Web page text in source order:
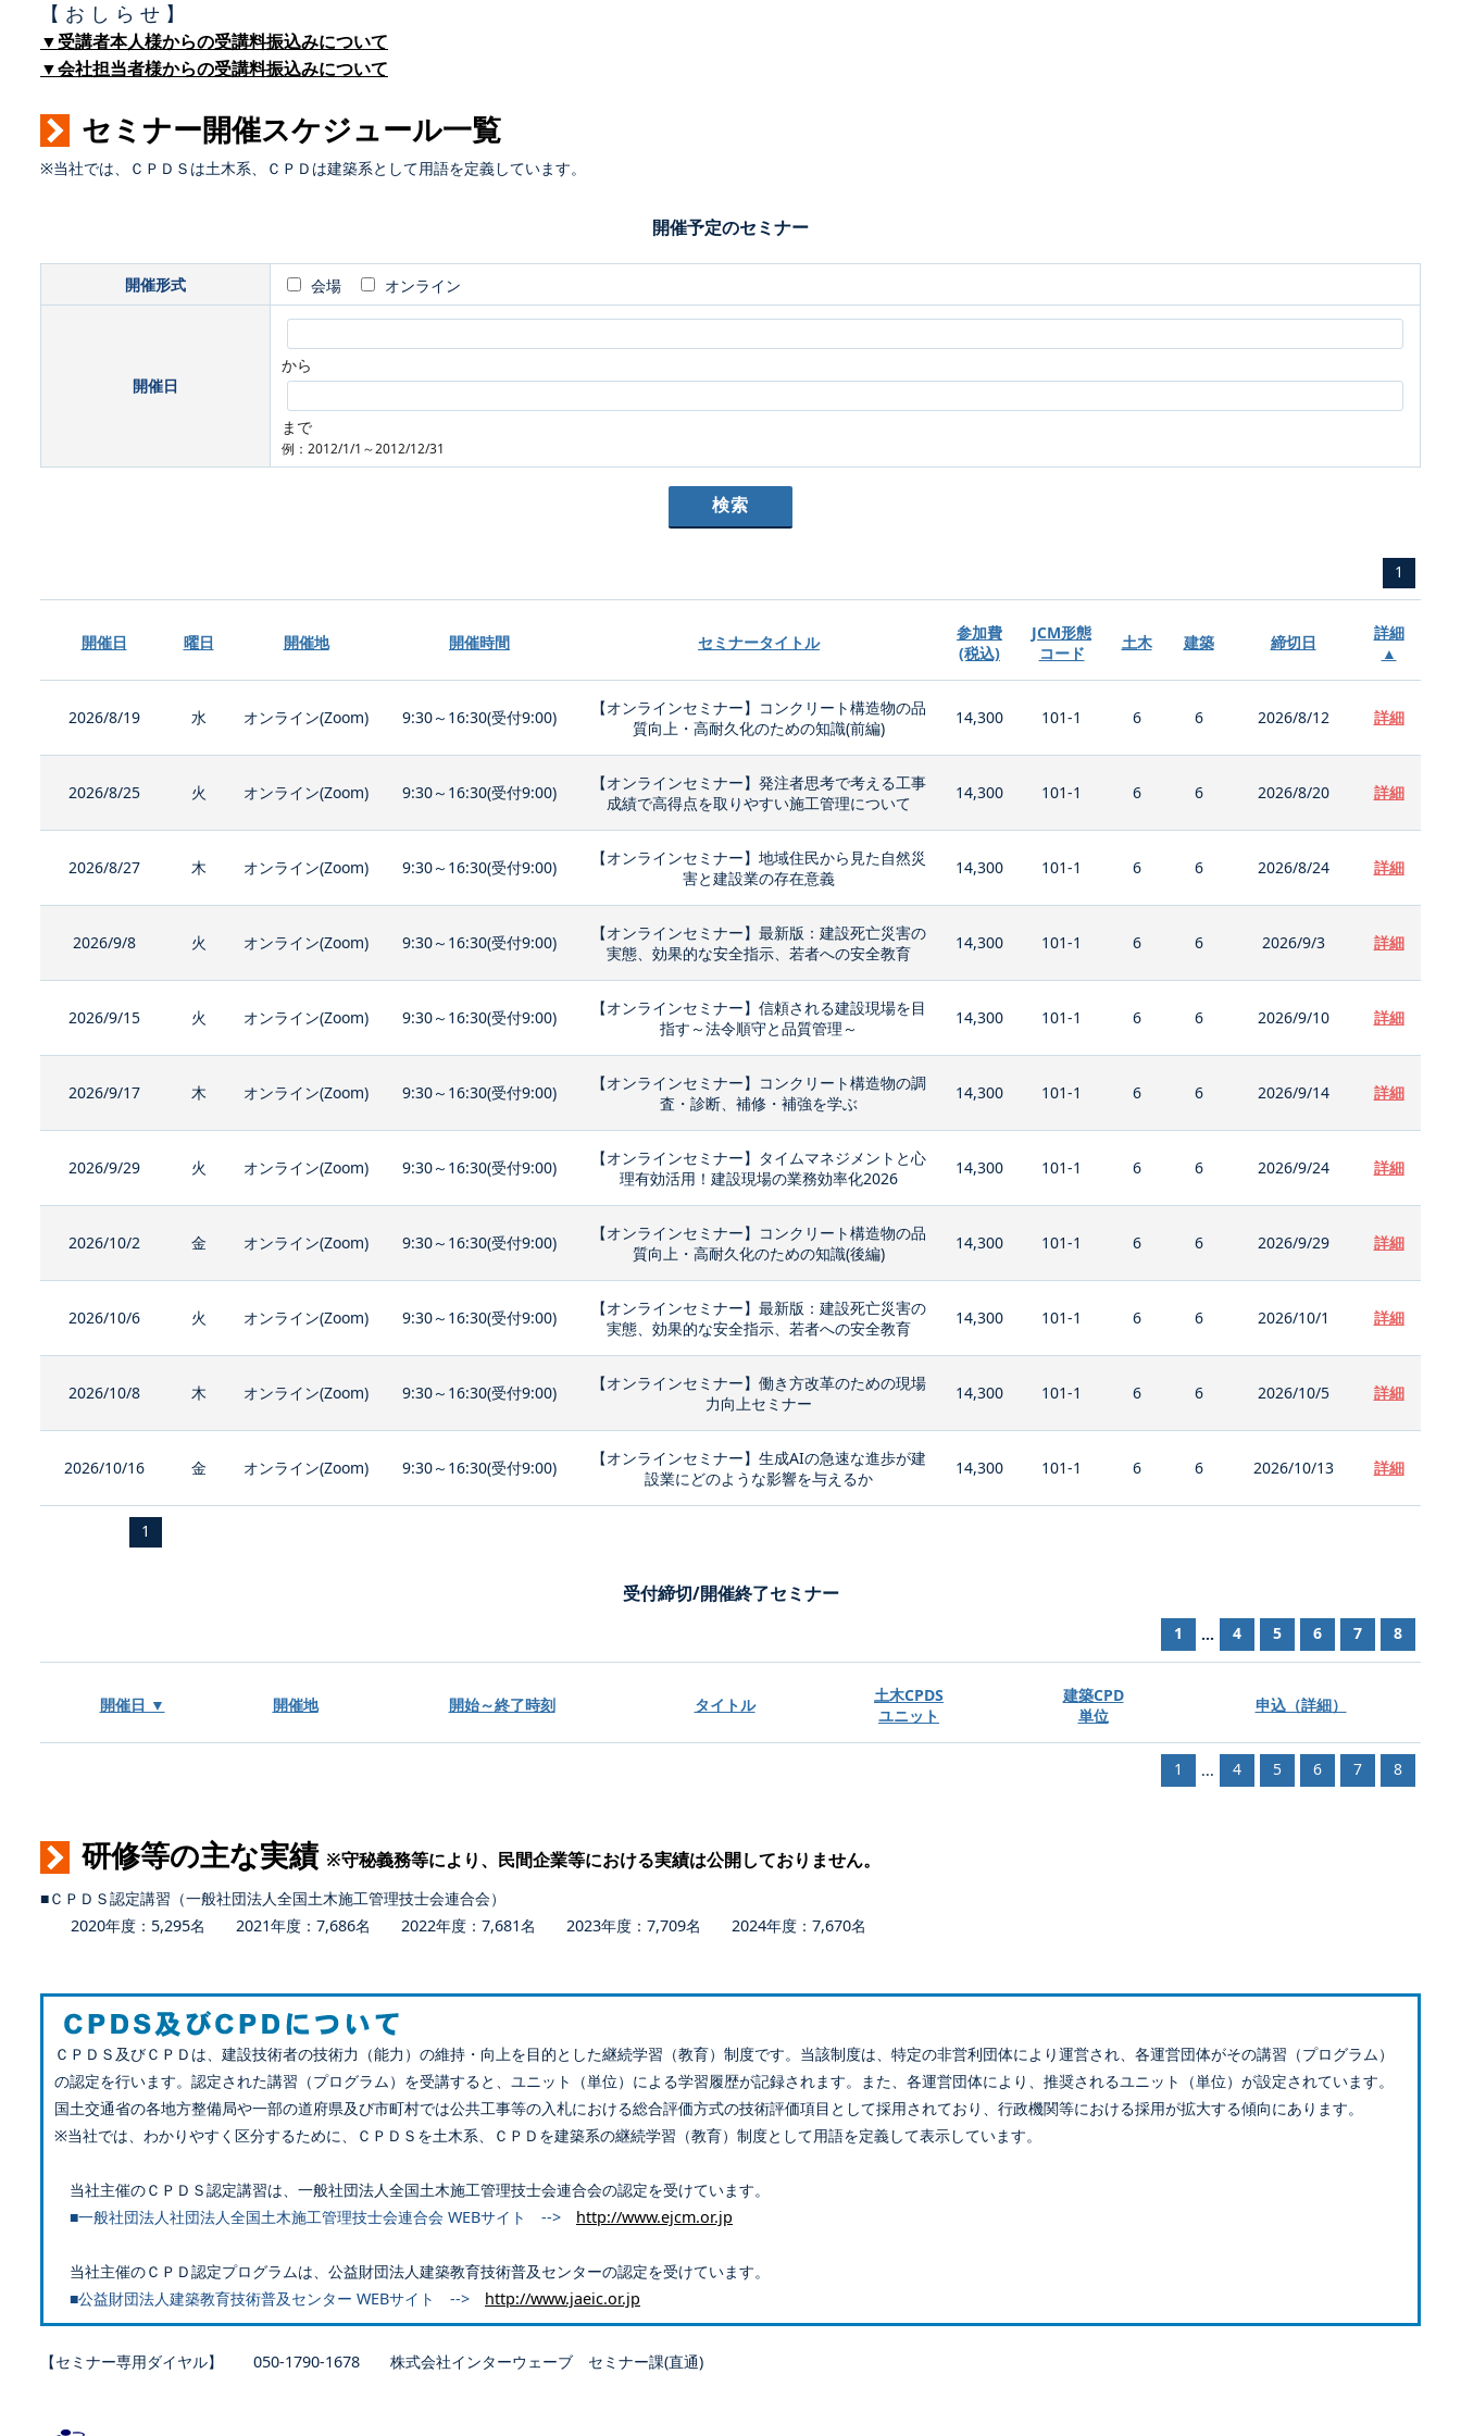
【 お し ら せ 】
▼受講者本人様からの受講料振込みについて
▼会社担当者様からの受講料振込みについて
セミナー開催スケジュール一覧
※当社では、ＣＰＤＳは土木系、ＣＰＤは建築系として用語を定義しています。
開催予定のセミナー
開催形式 会場 オンライン
開催日
から
まで
例：2012/1/1～2012/12/31
1
開催日 曜日 開催地 開催時間 セミナータイトル
参加費
(税込)
JCM形態
コード
土木 建築 締切日
詳細
▲
2026/8/19 水 オンライン(Zoom) 9:30～16:30(受付9:00)
【オンラインセミナー】コンクリート構造物の品
質向上・高耐久化のための知識(前編)
14,300 101-1 6 6 2026/8/12 詳細
2026/8/25 火 オンライン(Zoom) 9:30～16:30(受付9:00)
【オンラインセミナー】発注者思考で考える工事
成績で高得点を取りやすい施工管理について
14,300 101-1 6 6 2026/8/20 詳細
2026/8/27 木 オンライン(Zoom) 9:30～16:30(受付9:00)
【オンラインセミナー】地域住民から見た自然災
害と建設業の存在意義
14,300 101-1 6 6 2026/8/24 詳細
2026/9/8 火 オンライン(Zoom) 9:30～16:30(受付9:00)
【オンラインセミナー】最新版：建設死亡災害の
実態、効果的な安全指示、若者への安全教育
14,300 101-1 6 6 2026/9/3 詳細
2026/9/15 火 オンライン(Zoom) 9:30～16:30(受付9:00)
【オンラインセミナー】信頼される建設現場を目
指す～法令順守と品質管理～
14,300 101-1 6 6 2026/9/10 詳細
2026/9/17 木 オンライン(Zoom) 9:30～16:30(受付9:00)
【オンラインセミナー】コンクリート構造物の調
査・診断、補修・補強を学ぶ
14,300 101-1 6 6 2026/9/14 詳細
2026/9/29 火 オンライン(Zoom) 9:30～16:30(受付9:00)
【オンラインセミナー】タイムマネジメントと心
理有効活用！建設現場の業務効率化2026
14,300 101-1 6 6 2026/9/24 詳細
2026/10/2 金 オンライン(Zoom) 9:30～16:30(受付9:00)
【オンラインセミナー】コンクリート構造物の品
質向上・高耐久化のための知識(後編)
14,300 101-1 6 6 2026/9/29 詳細
2026/10/6 火 オンライン(Zoom) 9:30～16:30(受付9:00)
【オンラインセミナー】最新版：建設死亡災害の
実態、効果的な安全指示、若者への安全教育
14,300 101-1 6 6 2026/10/1 詳細
2026/10/8 木 オンライン(Zoom) 9:30～16:30(受付9:00)
【オンラインセミナー】働き方改革のための現場
力向上セミナー
14,300 101-1 6 6 2026/10/5 詳細
2026/10/16 金 オンライン(Zoom) 9:30～16:30(受付9:00)
【オンラインセミナー】生成AIの急速な進歩が建
設業にどのような影響を与えるか
14,300 101-1 6 6 2026/10/13 詳細
1
受付締切/開催終了セミナー
1 ... 4 5 6 7 8
開催日 ▼ 開催地 開始～終了時刻 タイトル
土木CPDS
ユニット
建築CPD
単位
申込（詳細）
1 ... 4 5 6 7 8
研修等の主な実績 ※守秘義務等により、民間企業等における実績は公開しておりません。
■ＣＰＤＳ認定講習（一般社団法人全国土木施工管理技士会連合会）
2020年度：5,295名 2021年度：7,686名 2022年度：7,681名 2023年度：7,709名 2024年度：7,670名
ＣＰＤＳ及びＣＰＤは、建設技術者の技術力（能力）の維持・向上を目的とした継続学習（教育）制度です。当該制度は、特定の非営利団体により運営され、各運営団体がその講習（プログラム）
の認定を行います。認定された講習（プログラム）を受講すると、ユニット（単位）による学習履歴が記録されます。また、各運営団体により、推奨されるユニット（単位）が設定されています。
国土交通省の各地方整備局や一部の道府県及び市町村では公共工事等の入札における総合評価方式の技術評価項目として採用されており、行政機関等における採用が拡大する傾向にあります。
※当社では、わかりやすく区分するために、ＣＰＤＳを土木系、ＣＰＤを建築系の継続学習（教育）制度として用語を定義して表示しています。
当社主催のＣＰＤＳ認定講習は、一般社団法人全国土木施工管理技士会連合会の認定を受けています。
■一般社団法人社団法人全国土木施工管理技士会連合会 WEBサイト --> http://www.ejcm.or.jp
当社主催のＣＰＤ認定プログラムは、公益財団法人建築教育技術普及センターの認定を受けています。
■公益財団法人建築教育技術普及センター WEBサイト --> http://www.jaeic.or.jp
【セミナー専用ダイヤル】 050-1790-1678 株式会社インターウェーブ セミナー課(直通)